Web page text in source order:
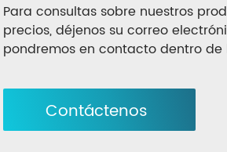
Para consultas sobre nuestros
precios, déjenos su correo
pondremos en contacto dentro de
Contáctenos